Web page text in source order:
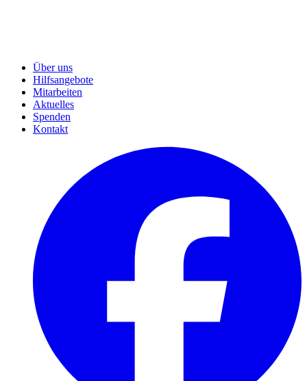
Über uns
Hilfsangebote
Mitarbeiten
Aktuelles
Spenden
Kontakt